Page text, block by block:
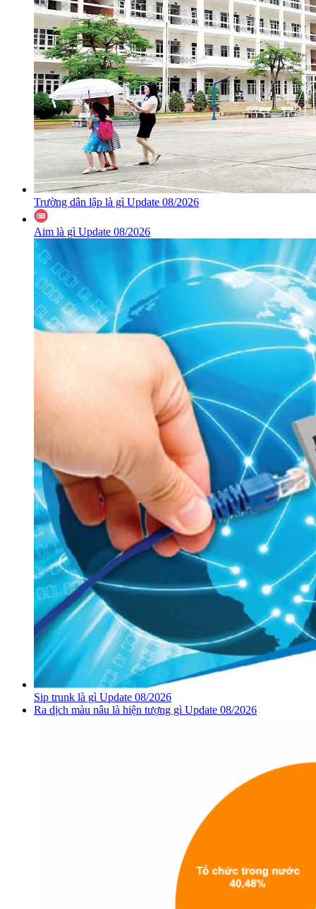
Trường dân lập là gì Update 08/2026
Aim là gì Update 08/2026
Sip trunk là gì Update 08/2026
Ra dịch màu nâu là hiện tượng gì Update 08/2026